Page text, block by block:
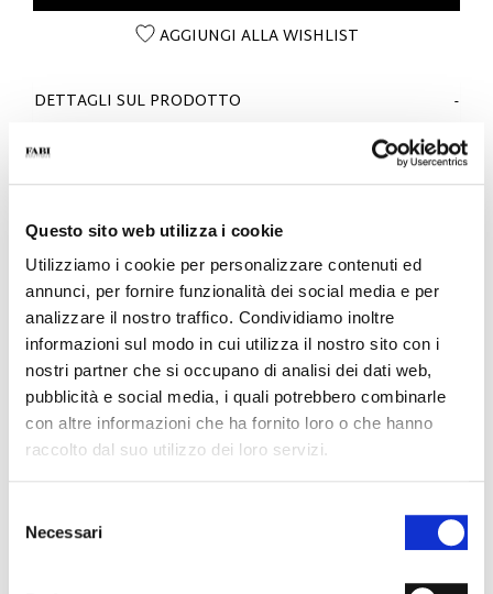
Questo sito web utilizza i cookie
Utilizziamo i cookie per personalizzare contenuti ed
annunci, per fornire funzionalità dei social media e per
analizzare il nostro traffico. Condividiamo inoltre
informazioni sul modo in cui utilizza il nostro sito con i
nostri partner che si occupano di analisi dei dati web,
pubblicità e social media, i quali potrebbero combinarle
con altre informazioni che ha fornito loro o che hanno
raccolto dal suo utilizzo dei loro servizi.
delNecessari
AGGIUNGI ALLA WISHLIST
DETTAGLI SUL PRODOTTO
- Colore: Nero
- Fondo: F65 in gomma dal peso di soli 300 grammi
PERCHÉ È SPECIALE?
MADE IN ITALY LEGGEREZZA E
COMFORT
LAVORAZIONE